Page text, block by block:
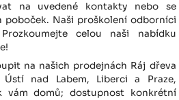
na uvedené kontakty nebo se
poboček. Naši proškolení odborníci
celou naši nabídku
na našich prodejnách Ráj dřeva
nad Labem, Liberci a Praze,
vám domů; dostupnost konkrétní